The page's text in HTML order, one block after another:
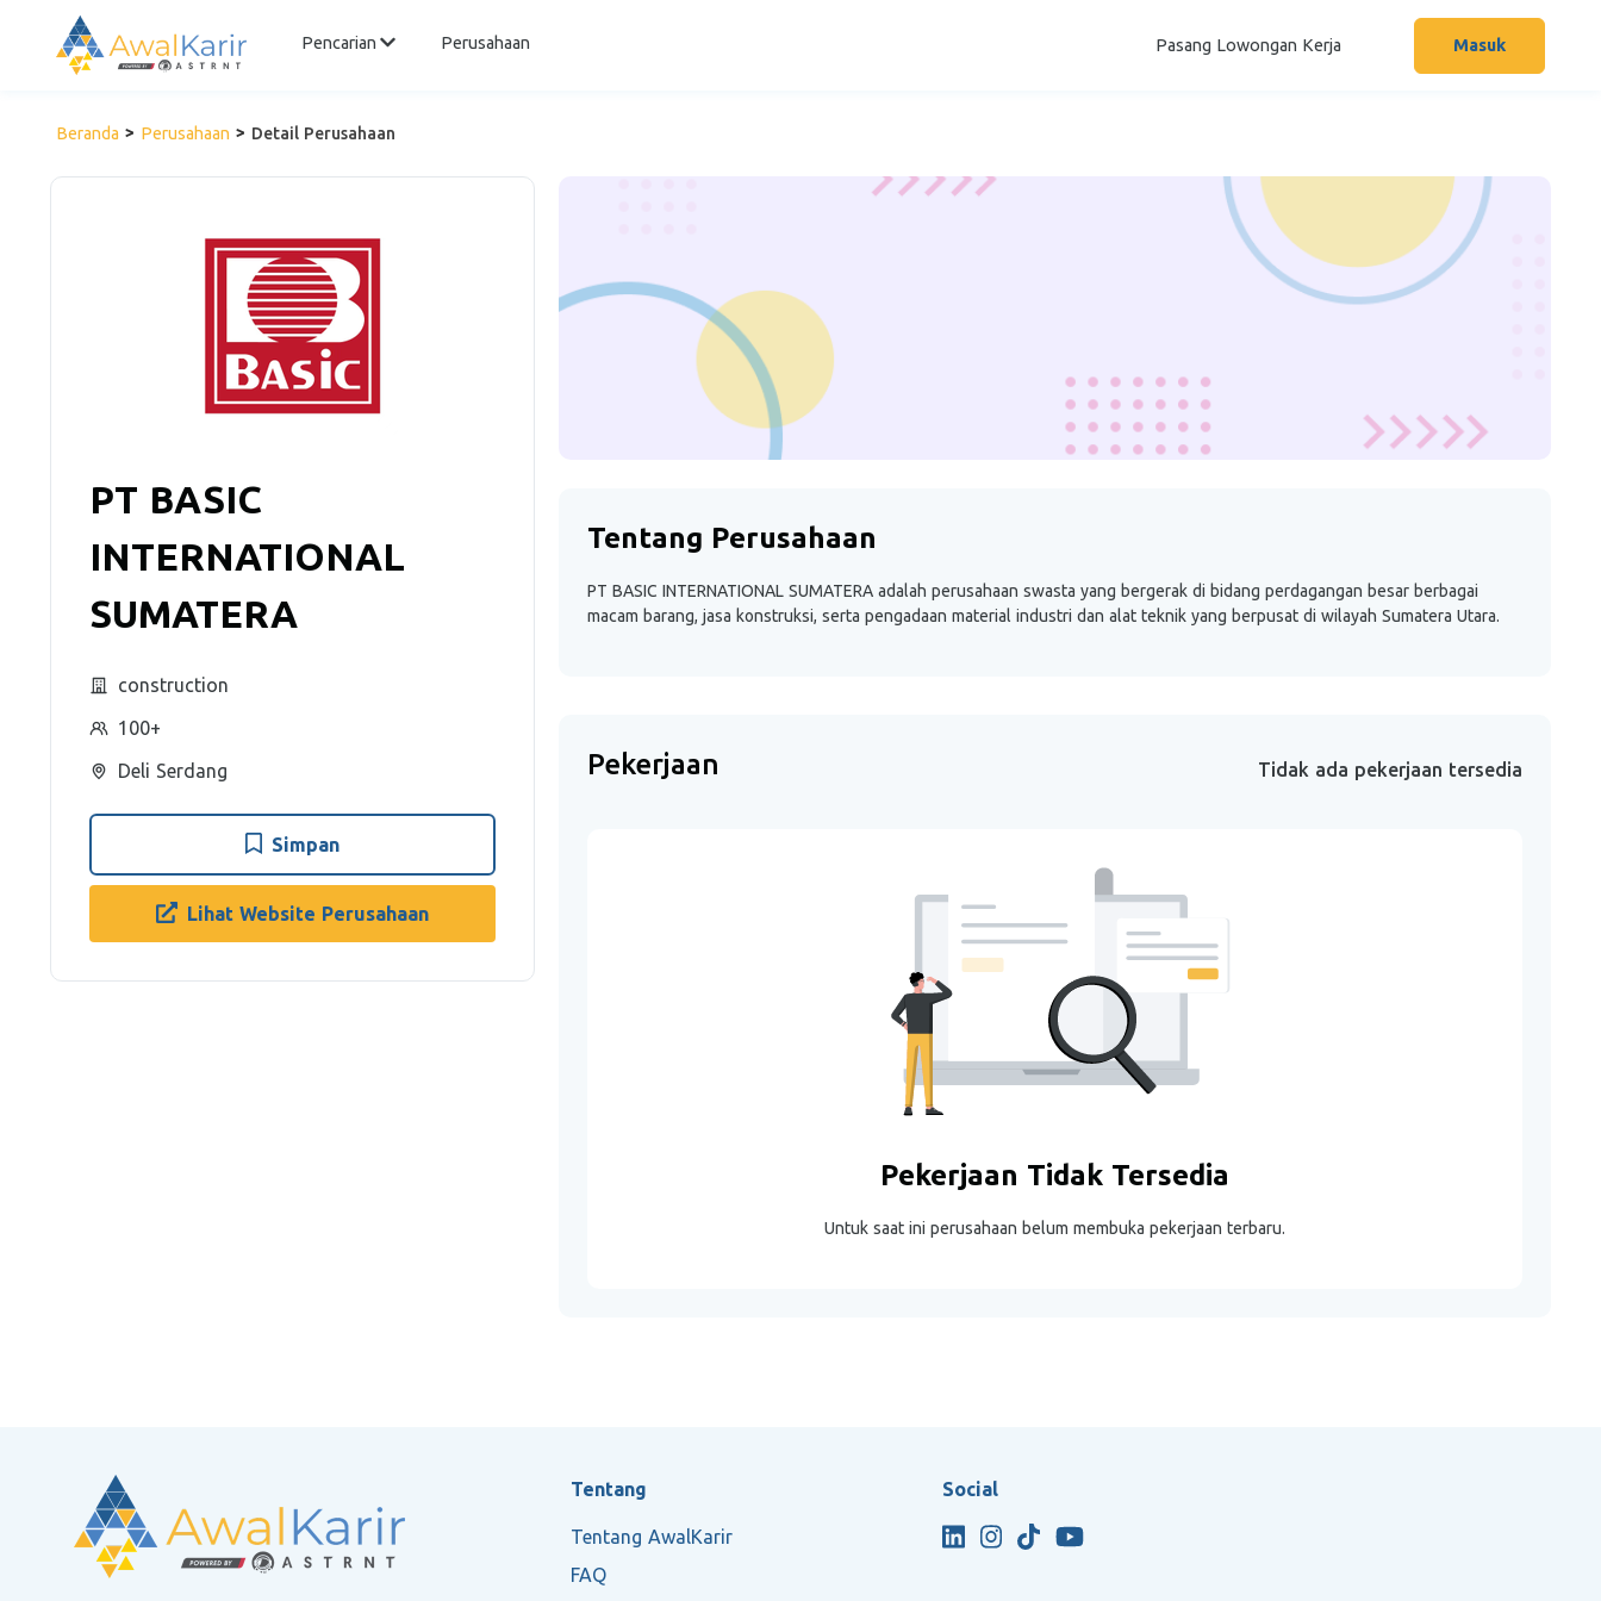
Pencarian Perusahaan Pasang Lowongan Kerja Masuk
Beranda Perusahaan Detail Perusahaan
PT BASIC
INTERNATIONAL
SUMATERA
construction
100+
Deli Serdang
Simpan
Lihat Website Perusahaan
Tentang Perusahaan
PT BASIC INTERNATIONAL SUMATERA adalah perusahaan swasta yang bergerak di bidang perdagangan besar berbagai
macam barang, jasa konstruksi, serta pengadaan material industri dan alat teknik yang berpusat di wilayah Sumatera Utara.
Pekerjaan Tidak ada pekerjaan tersedia
Pekerjaan Tidak Tersedia
Untuk saat ini perusahaan belum membuka pekerjaan terbaru.
Tentang
Tentang AwalKarir
FAQ
Social